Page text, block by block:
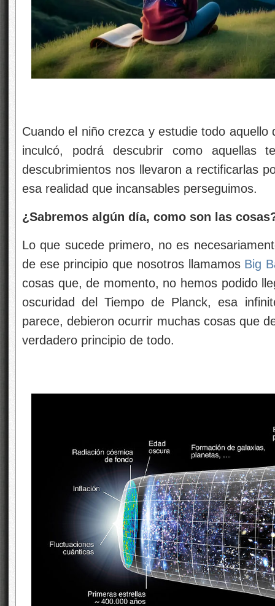
Cuando el niño crezca y estudie todo
inculcó, podrá descubrir como aquellas
descubrimientos nos llevaron a rectificarlas
esa realidad que incansables perseguimos.
¿Sabremos algún día, como son las
Lo que sucede primero, no es
de ese principio que nosotros llamamos Big
cosas que, de momento, no hemos podido
oscuridad del Tiempo de Planck, esa
parece, debieron ocurrir muchas cosas que
verdadero principio de todo.